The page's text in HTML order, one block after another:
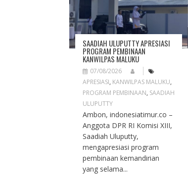
G
A
T
O
SAADIAH ULUPUTTY APRESIASI
PROGRAM PEMBINAAN
KANWILPAS MALUKU
07/08/2026
APRESIASI, KANWILPAS MALUKU,
PROGRAM PEMBINAAN, SAADIAH
ULUPUTTY
Ambon, indonesiatimur.co –
Anggota DPR RI Komisi XIII,
Saadiah Uluputty,
mengapresiasi program
pembinaan kemandirian
yang selama...